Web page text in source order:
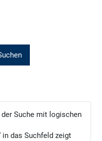
Suche mit logischen
in das Suchfeld zeigt